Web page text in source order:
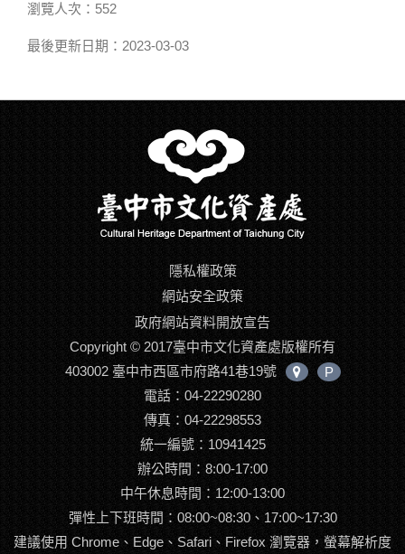
瀏覽人次：552
最後更新日期：2023-03-03
隱私權政策
網站安全政策
政府網站資料開放宣告
Copyright © 2017臺中市文化資產處版權所有
403002 臺中市西區市府路41巷19號
中
P
電話：04-22290280
傳真：04-22298553
統一編號：10941425
辦公時間：8:00-17:00
中午休息時間：12:00-13:00
彈性上下班時間：08:00~08:30、17:00~17:30
建議使用 Chrome、Edge、Safari、Firefox 瀏覽器，螢幕解析度